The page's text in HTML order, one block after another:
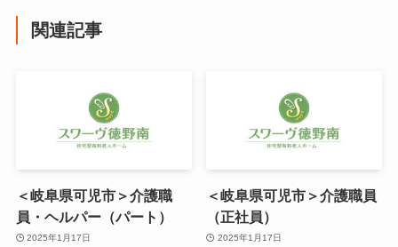
関連記事
＜岐阜県可児市＞介護職
員・ヘルパー（パート）
2025年1月17日
＜岐阜県可児市＞介護職員
（正社員）
2025年1月17日